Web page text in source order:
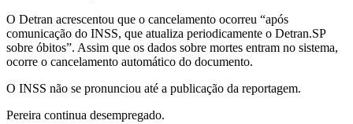
O Detran acrescentou que o cancelamento ocorreu “após
comunicação do INSS, que atualiza periodicamente o Detran.SP
sobre óbitos”. Assim que os dados sobre mortes entram no sistema,
ocorre o cancelamento automático do documento.
O INSS não se pronunciou até a publicação da reportagem.
Pereira continua desempregado.